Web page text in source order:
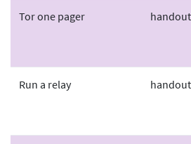
Tor one pager handout
Run a relay handout